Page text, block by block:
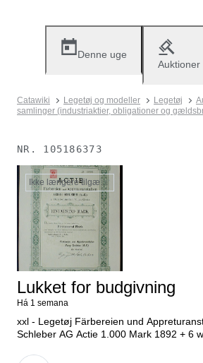
Denne uge
Auktioner
Catawiki Legetøj og modeller Legetøj
samlinger (industriaktier, obligationer og
NR. 105186373
Ikke længere tilgængelig
Lukket for budgivning
Há 1 semana
xxl - Legetøj Färbereien und
Schleber AG Actie 1.000 Mark 1892 + 6